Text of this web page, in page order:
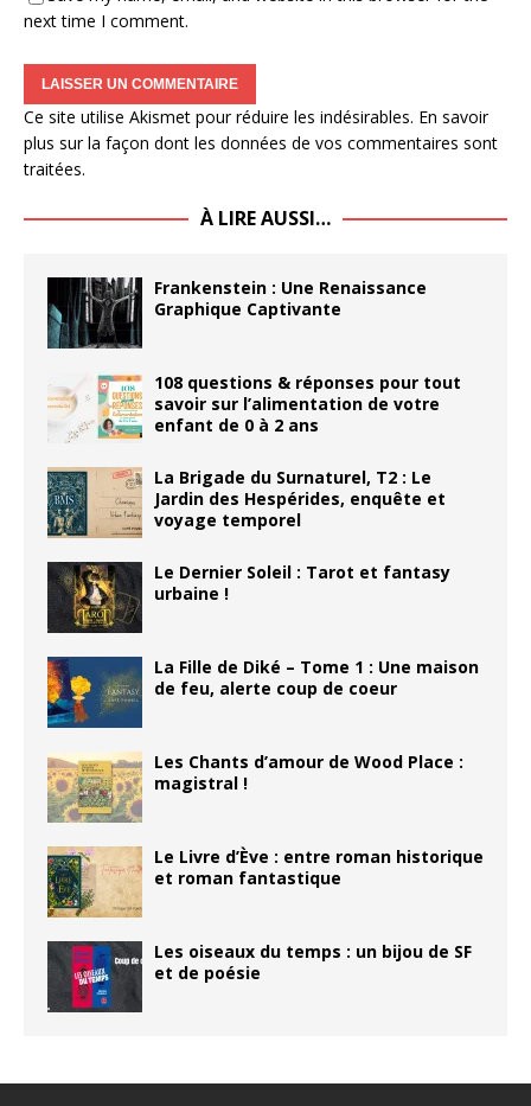
next time I comment.
Ce site utilise Akismet pour réduire les indésirables. En savoir
plus sur la façon dont les données de vos commentaires sont
traitées.
À LIRE AUSSI…
Frankenstein : Une Renaissance
Graphique Captivante
108 questions & réponses pour tout
savoir sur l’alimentation de votre
enfant de 0 à 2 ans
La Brigade du Surnaturel, T2 : Le
Jardin des Hespérides, enquête et
voyage temporel
Le Dernier Soleil : Tarot et fantasy
urbaine !
La Fille de Diké – Tome 1 : Une maison
de feu, alerte coup de coeur
Les Chants d’amour de Wood Place :
magistral !
Le Livre d’Ève : entre roman historique
et roman fantastique
Les oiseaux du temps : un bijou de SF
et de poésie